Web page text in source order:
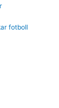
fotboll